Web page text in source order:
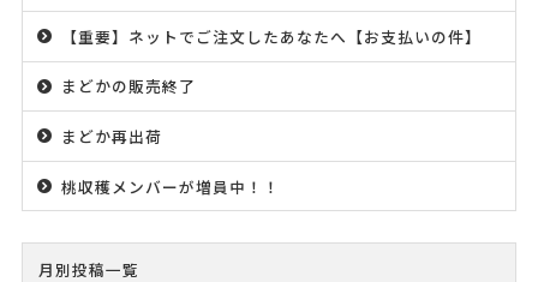
【重要】ネットでご注文したあなたへ【お支払いの件】
まどかの販売終了
まどか再出荷
桃収穫メンバーが増員中！！
月別投稿一覧